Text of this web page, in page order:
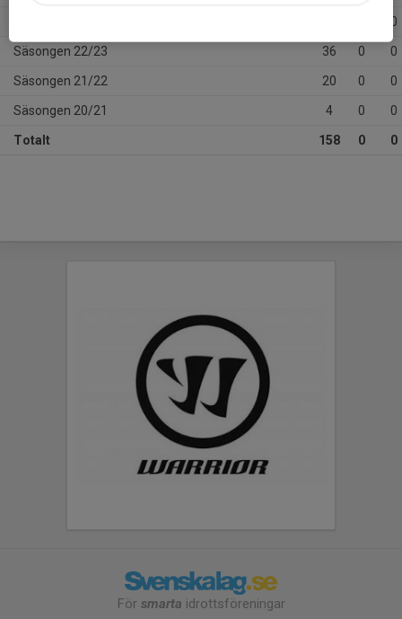
0
Säsongen 22/23 36 0 0
Säsongen 21/22 20 0 0
Säsongen 20/21 4 0 0
Totalt 158 0 0
För smarta idrottsföreningar